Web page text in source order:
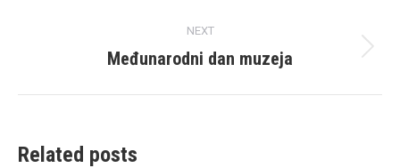
NEXT
Next
Međunarodni dan muzeja
Related posts